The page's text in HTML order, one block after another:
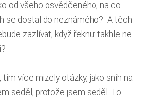
od všeho osvědčeného, na co
se dostal do neznámého? A těch
zazlívat, když řeknu: takhle ne.
více mizely otázky, jako sníh na
seděl, protože jsem seděl. To